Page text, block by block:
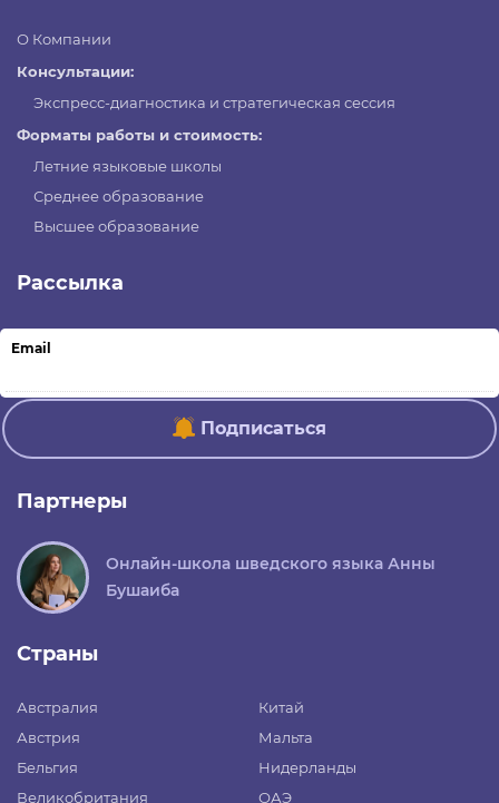
О Компании
Консультации:
Экспресс-диагностика и стратегическая сессия
Форматы работы и стоимость:
Летние языковые школы
Среднее образование
Высшее образование
Рассылка
Email
Подписаться
Партнеры
Онлайн-школа шведского языка Анны
Бушаиба
Страны
Австралия
Австрия
Бельгия
Великобритания
Китай
Мальта
Нидерланды
ОАЭ